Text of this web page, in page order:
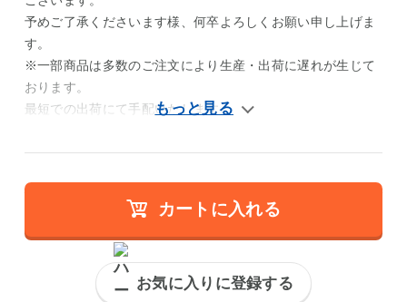
予めご了承くださいます様、何卒よろしくお願い申し上げま
す。
※一部商品は多数のご注文により生産・出荷に遅れが生じて
おります。
最短での出荷にて手配いたします。
カートに入れる
お気に入りに登録する